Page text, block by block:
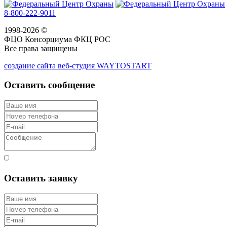
8-800-222-9011
1998-2026 ©
ФЦО Консорциума ФКЦ РОС
Все права защищены
создание сайта веб-студия WAYTOSTART
Оставить сообщение
Оставить заявку